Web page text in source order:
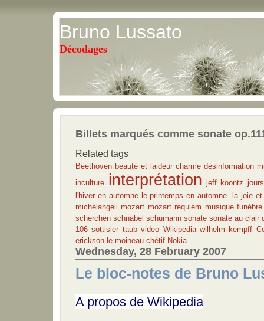
Bruno Lussato
Décodages
Billets marqués comme sonate
Related tags
Beethoven beauté et laideur charme désinformation
inculture interprétation jeff koontz
l'hiver en automne le printemps en automne. la joie
michelangeli mozart mozart requiem musique funèbre
scherchen schnabel schumann sonate sonate au clair
106 sottisier taub video Wikipedia wilhelm kempff
erickson le moineau chétif Nokia
Wednesday, 28 February 2007
Le bloc-notes de Bruno
A propos de Wikipedia